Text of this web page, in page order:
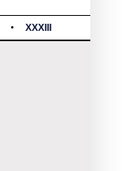
XXXIII